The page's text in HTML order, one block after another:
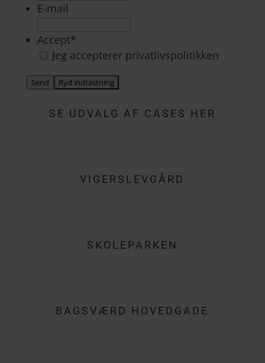
E-mail
Accept*
Jeg accepterer privatlivspolitikken
Send
SE UDVALG AF CASES HER
VIGERSLEVGÅRD
SKOLEPARKEN
BAGSVÆRD HOVEDGADE